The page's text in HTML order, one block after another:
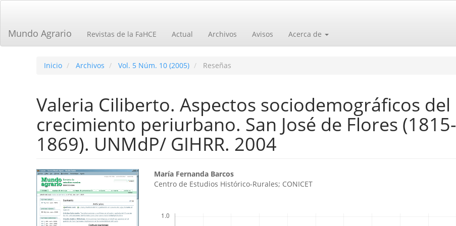
principal
Barra
Mundo Agrario Revistas de la FaHCE Actual Archivos Avisos Acerca de
Inicio Archivos Vol. 5 Núm. 10 (2005) Reseñas
Valeria Ciliberto. Aspectos sociodemográficos del
crecimiento periurbano. San José de Flores (1815-
1869). UNMdP/ GIHRR. 2004
Barra
lateral
del
Contenido
principal
del
María Fernanda Barcos
Centro de Estudios Histórico-Rurales; CONICET